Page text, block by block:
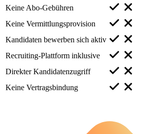
Keine Abo-Gebühren
Keine Vermittlungsprovision
Kandidaten bewerben sich aktiv
Recruiting-Plattform inklusive
Direkter Kandidatenzugriff
Keine Vertragsbindung